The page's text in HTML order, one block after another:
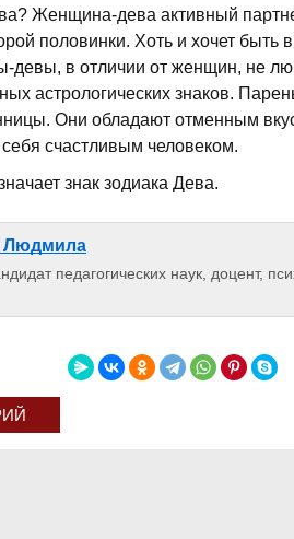
Женщина-дева активный
половинки. Хоть и хочет быть
девы, в отличии от женщин, не
астрологических знаков.
Они обладают отменным
счастливым человеком.
знак зодиака Дева.
Людмила
педагогических наук, доцент,